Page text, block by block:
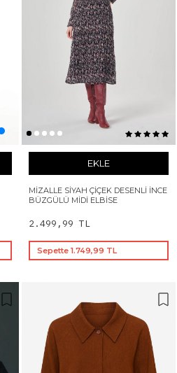
EKLE
MIZALLE SIYAH ÇIÇEK DESENLI İNCE
BÜZGÜLÜ MIDI ELBISE
2.499,99 TL
Sepette 1.749,99 TL